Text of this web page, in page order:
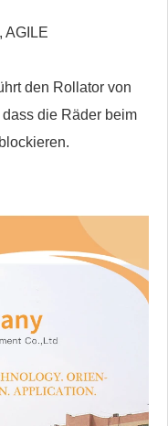
AGILE
den Rollator von
die Räder beim